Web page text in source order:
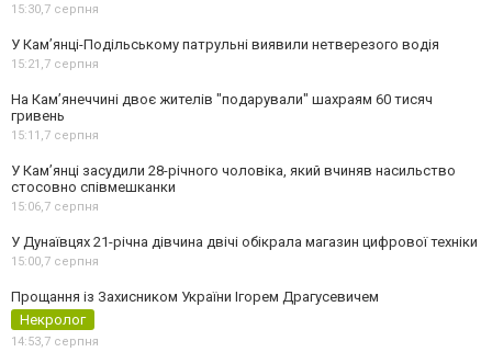
15:30,7 серпня
У Кам’янці-Подільському патрульні виявили нетверезого водія
15:21,7 серпня
На Камʼянеччині двоє жителів "подарували" шахраям 60 тисяч
гривень
15:11,7 серпня
У Камʼянці засудили 28-річного чоловіка, який вчиняв насильство
стосовно співмешканки
15:06,7 серпня
У Дунаївцях 21-річна дівчина двічі обікрала магазин цифрової техніки
15:00,7 серпня
Прощання із Захисником України Ігорем Драгусевичем
Некролог
14:53,7 серпня